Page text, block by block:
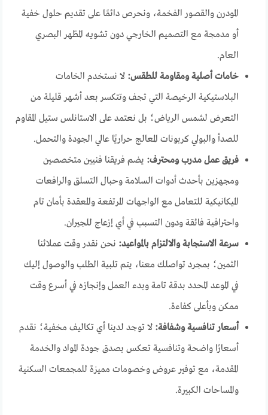
المودرن والقصور الفخمة، ونحرص دائمًا على تقديم حلول خفية
أو مدمجة مع التصميم الخارجي دون تشويه المظهر البصري
العام.
خامات أصلية ومقاومة للطقس: لا نستخدم الخامات
البلاستيكية الرخيصة التي تجف وتتكسر بعد أشهر قليلة من
التعرض لشمس الرياض؛ بل نعتمد على الاستانلس ستيل المقاوم
للصدأ والبولي كربونات المعالج حراريًا عالي الجودة والتحمل.
فريق عمل مدرب ومحترف: يضم فريقنا فنيين متخصصين
ومجهزين بأحدث أدوات السلامة وحبال التسلق والرافعات
الميكانيكية للتعامل مع الواجهات المرتفعة والمعقدة بأمان تام
واحترافية فائقة ودون التسبب في أي إزعاج للجيران.
سرعة الاستجابة والالتزام بالمواعيد: نحن نقدر وقت عملائنا
الثمين؛ بمجرد تواصلك معنا، يتم تلبية الطلب والوصول إليك
في الموعد المحدد بدقة تامة وبدء العمل وإنجازه في أسرع وقت
ممكن وبأعلى كفاءة.
أسعار تنافسية وشفافة: لا توجد لدينا أي تكاليف مخفية؛ نقدم
أسعارًا واضحة وتنافسية تعكس بصدق جودة المواد والخدمة
المقدمة، مع توفير عروض وخصومات مميزة للمجمعات السكنية
والمساحات الكبيرة.